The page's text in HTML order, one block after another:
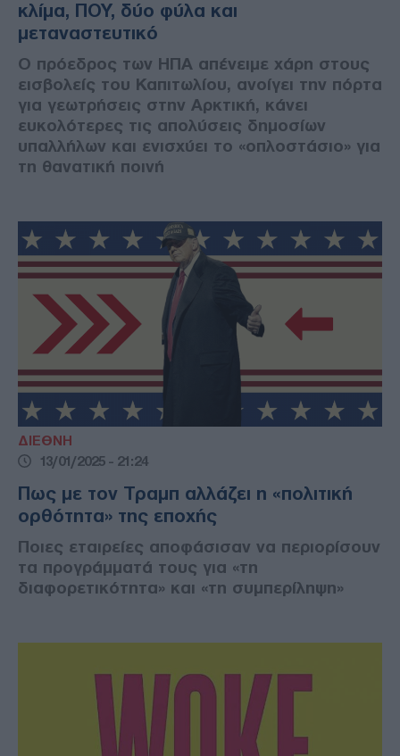
κλίμα, ΠΟΥ, δύο φύλα και
μεταναστευτικό
Ο πρόεδρος των ΗΠΑ απένειμε χάρη στους
εισβολείς του Καπιτωλίου, ανοίγει την πόρτα
για γεωτρήσεις στην Αρκτική, κάνει
ευκολότερες τις απολύσεις δημοσίων
υπαλλήλων και ενισχύει το «οπλοστάσιο» για
τη θανατική ποινή
ΔΙΕΘΝΗ
13/01/2025 - 21:24
Πως με τον Τραμπ αλλάζει η «πολιτική
ορθότητα» της εποχής
Ποιες εταιρείες αποφάσισαν να περιορίσουν
τα προγράμματά τους για «τη
διαφορετικότητα» και «τη συμπερίληψη»